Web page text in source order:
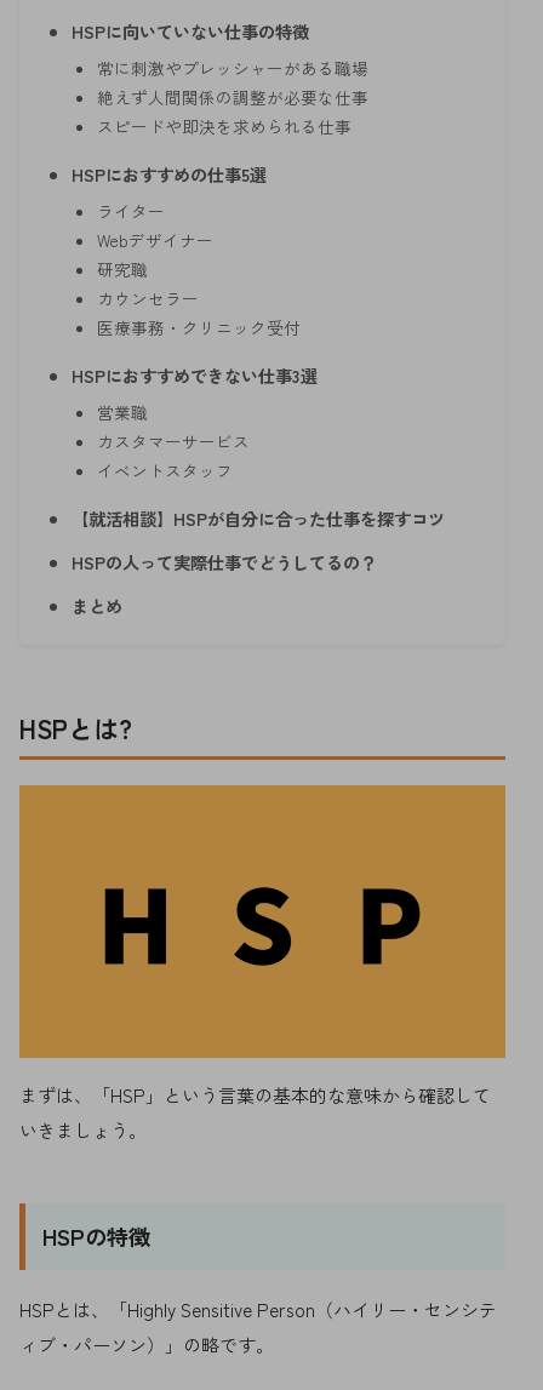
HSPに向いていない仕事の特徴
常に刺激やプレッシャーがある職場
絶えず人間関係の調整が必要な仕事
スピードや即決を求められる仕事
HSPにおすすめの仕事5選
ライター
Webデザイナー
研究職
カウンセラー
医療事務・クリニック受付
HSPにおすすめできない仕事3選
営業職
カスタマーサービス
イベントスタッフ
【就活相談】HSPが自分に合った仕事を探すコツ
HSPの人って実際仕事でどうしてるの？
まとめ
HSPとは?
まずは、「HSP」という言葉の基本的な意味から確認して
いきましょう。
HSPの特徴
HSPとは、「Highly Sensitive Person（ハイリー・センシテ
ィブ・パーソン）」の略です。